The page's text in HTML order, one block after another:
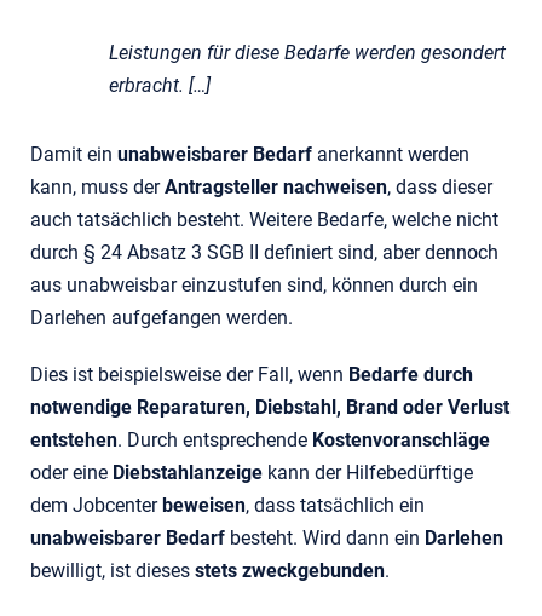
Leistungen für diese Bedarfe werden gesondert
erbracht. […]
Damit ein unabweisbarer Bedarf anerkannt werden
kann, muss derAntragsteller nachweisen, dass dieser
auch tatsächlich besteht. Weitere Bedarfe, welche nicht
durch § 24 Absatz 3 SGB II definiert sind, aber dennoch
aus unabweisbar einzustufen sind, können durch ein
Darlehen aufgefangen werden.
Dies ist beispielsweise der Fall, wenn Bedarfe durch
notwendige Reparaturen, Diebstahl, Brand oder Verlust
entstehen. Durch entsprechende Kostenvoranschläge
oder eine Diebstahlanzeige kann der Hilfebedürftige
dem Jobcenterbeweisen, dass tatsächlich ein
unabweisbarer Bedarf besteht. Wird dann ein Darlehen
bewilligt, ist dieses stets zweckgebunden.